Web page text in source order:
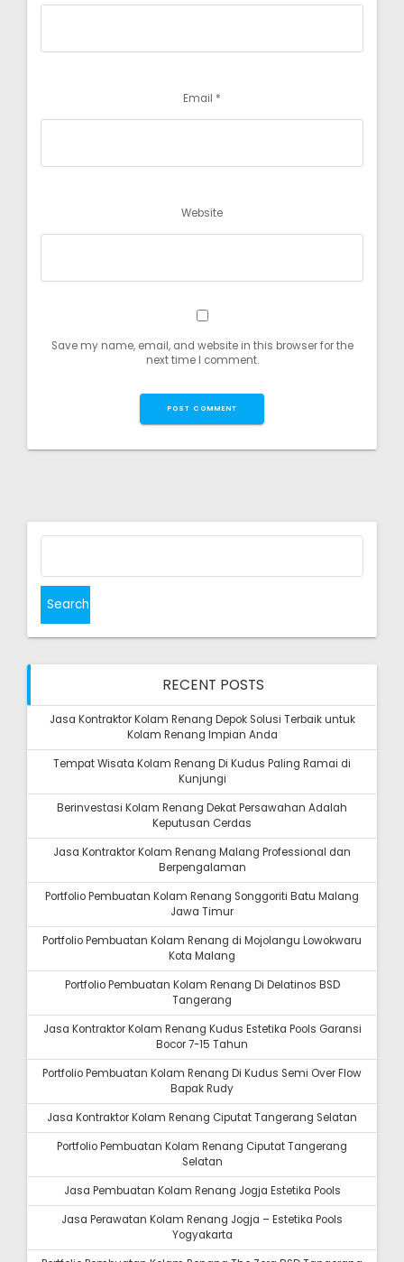
Email *
Website
Save my name, email, and website in this browser for the
next time I comment.
Search
RECENT POSTS
Jasa Kontraktor Kolam Renang Depok Solusi Terbaik untuk
Kolam Renang Impian Anda
Tempat Wisata Kolam Renang Di Kudus Paling Ramai di
Kunjungi
Berinvestasi Kolam Renang Dekat Persawahan Adalah
Keputusan Cerdas
Jasa Kontraktor Kolam Renang Malang Professional dan
Berpengalaman
Portfolio Pembuatan Kolam Renang Songgoriti Batu Malang
Jawa Timur
Portfolio Pembuatan Kolam Renang di Mojolangu Lowokwaru
Kota Malang
Portfolio Pembuatan Kolam Renang Di Delatinos BSD
Tangerang
Jasa Kontraktor Kolam Renang Kudus Estetika Pools Garansi
Bocor 7-15 Tahun
Portfolio Pembuatan Kolam Renang Di Kudus Semi Over Flow
Bapak Rudy
Jasa Kontraktor Kolam Renang Ciputat Tangerang Selatan
Portfolio Pembuatan Kolam Renang Ciputat Tangerang
Selatan
Jasa Pembuatan Kolam Renang Jogja Estetika Pools
Jasa Perawatan Kolam Renang Jogja – Estetika Pools
Yogyakarta